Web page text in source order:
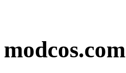
modcos.com